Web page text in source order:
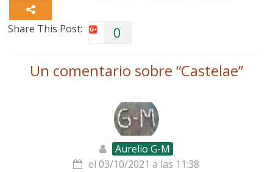
Share This Post: 0
Un comentario sobre “Castelae”
Aurelio G-M
el 03/10/2021 a las 11:38